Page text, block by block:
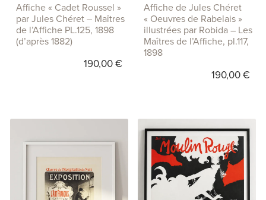
Affiche « Cadet Roussel »
par Jules Chéret – Maîtres
de l’Affiche PL.125, 1898
(d’après 1882)
190,00€
Affiche de Jules Chéret
« Oeuvres de Rabelais »
illustrées par Robida – Les
Maîtres de l’Affiche, pl.117,
1898
190,00€